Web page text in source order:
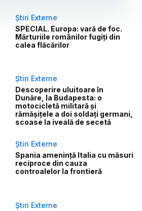
Știri Externe
SPECIAL. Europa: vară de foc.
Mărturiile românilor fugiți din
calea flăcărilor
Știri Externe
Descoperire uluitoare în
Dunăre, la Budapesta: o
motocicletă militară și
rămășițele a doi soldați germani,
scoase la iveală de secetă
Știri Externe
Spania amenință Italia cu măsuri
reciproce din cauza
controalelor la frontieră
Știri Externe